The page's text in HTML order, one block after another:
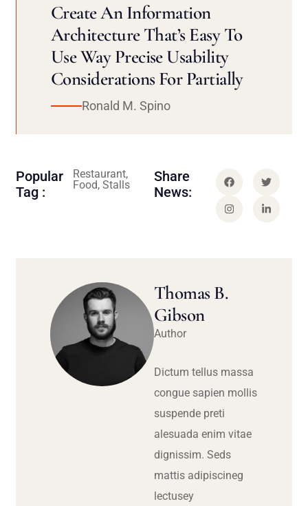
Create An Information
Architecture That’s Easy To
Use Way Precise Usability
Considerations For Partially
Ronald M. Spino
Popular
Tag :
Restaurant,
Food, Stalls
Share
News:
Thomas B.
Gibson
Author
Dictum tellus massa
congue sapien mollis
suspende preti
alesuada enim vitae
dignissim. Seds
mattis adipiscineg
lectusey